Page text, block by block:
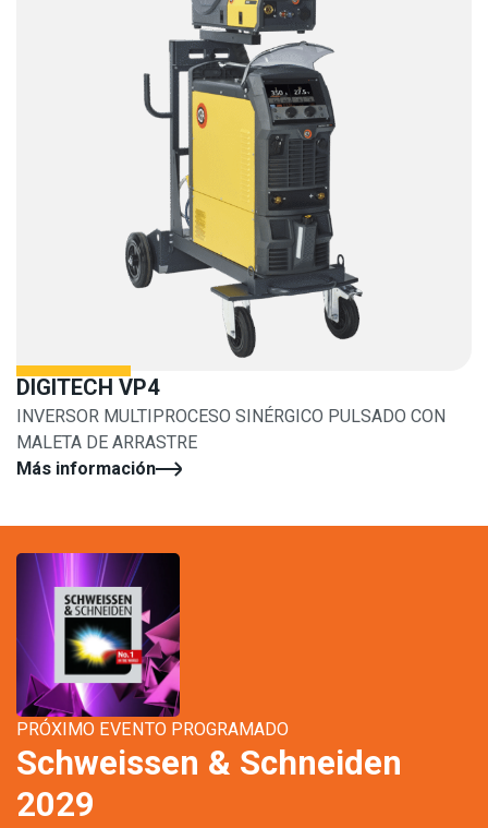
DIGITECH VP4
INVERSOR MULTIPROCESO SINÉRGICO PULSADO CON
MALETA DE ARRASTRE
Más información
PRÓXIMO EVENTO PROGRAMADO
Schweissen & Schneiden
2029